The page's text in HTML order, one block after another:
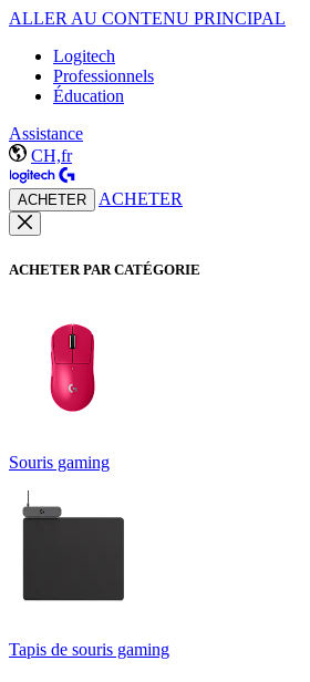
ALLER AU CONTENU PRINCIPAL
Logitech
Professionnels
Éducation
Assistance
CH,fr
ACHETER ACHETER
ACHETER PAR CATÉGORIE
Souris gaming
Tapis de souris gaming